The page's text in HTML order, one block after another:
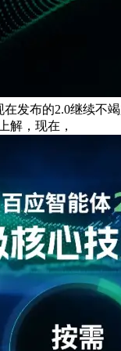
发布的2.0继续
解，现在，